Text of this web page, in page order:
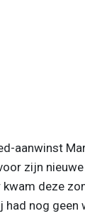
aanwinst
zijn
deze
had nog geen